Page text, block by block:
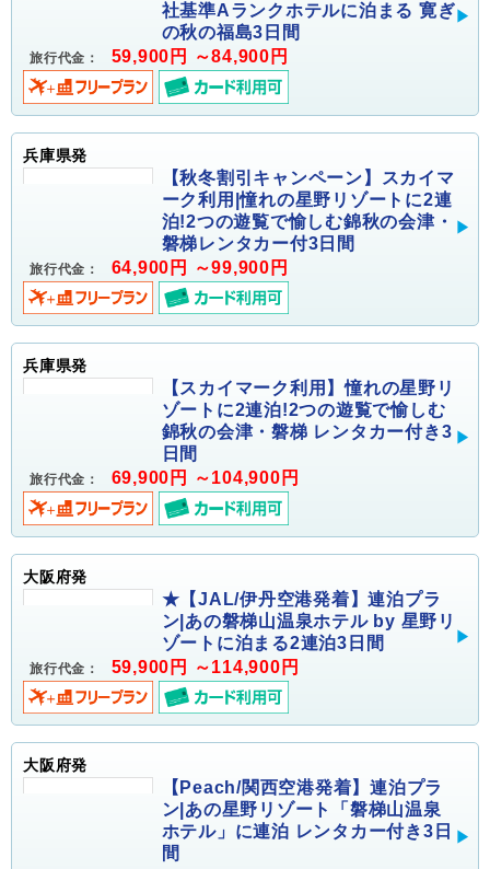
社基準Aランクホテルに泊まる 寛ぎ
の秋の福島3日間
旅行代金： 59,900円 ～84,900円
兵庫県発
【秋冬割引キャンペーン】スカイマ
ーク利用|憧れの星野リゾートに2連
泊!2つの遊覧で愉しむ錦秋の会津・
磐梯レンタカー付3日間
旅行代金： 64,900円 ～99,900円
兵庫県発
【スカイマーク利用】憧れの星野リ
ゾートに2連泊!2つの遊覧で愉しむ
錦秋の会津・磐梯 レンタカー付き3
日間
旅行代金： 69,900円 ～104,900円
大阪府発
★【JAL/伊丹空港発着】連泊プラ
ン|あの磐梯山温泉ホテル by 星野リ
ゾートに泊まる2連泊3日間
旅行代金： 59,900円 ～114,900円
大阪府発
【Peach/関西空港発着】連泊プラ
ン|あの星野リゾート「磐梯山温泉
ホテル」に連泊 レンタカー付き3日
間